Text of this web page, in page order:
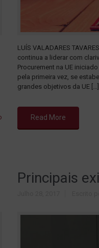
LUÍS VALADARES
continua a liderar com
Procurement na UE
pela primeira vez, se
grandes objetivos da UE […]
Read More
Principais